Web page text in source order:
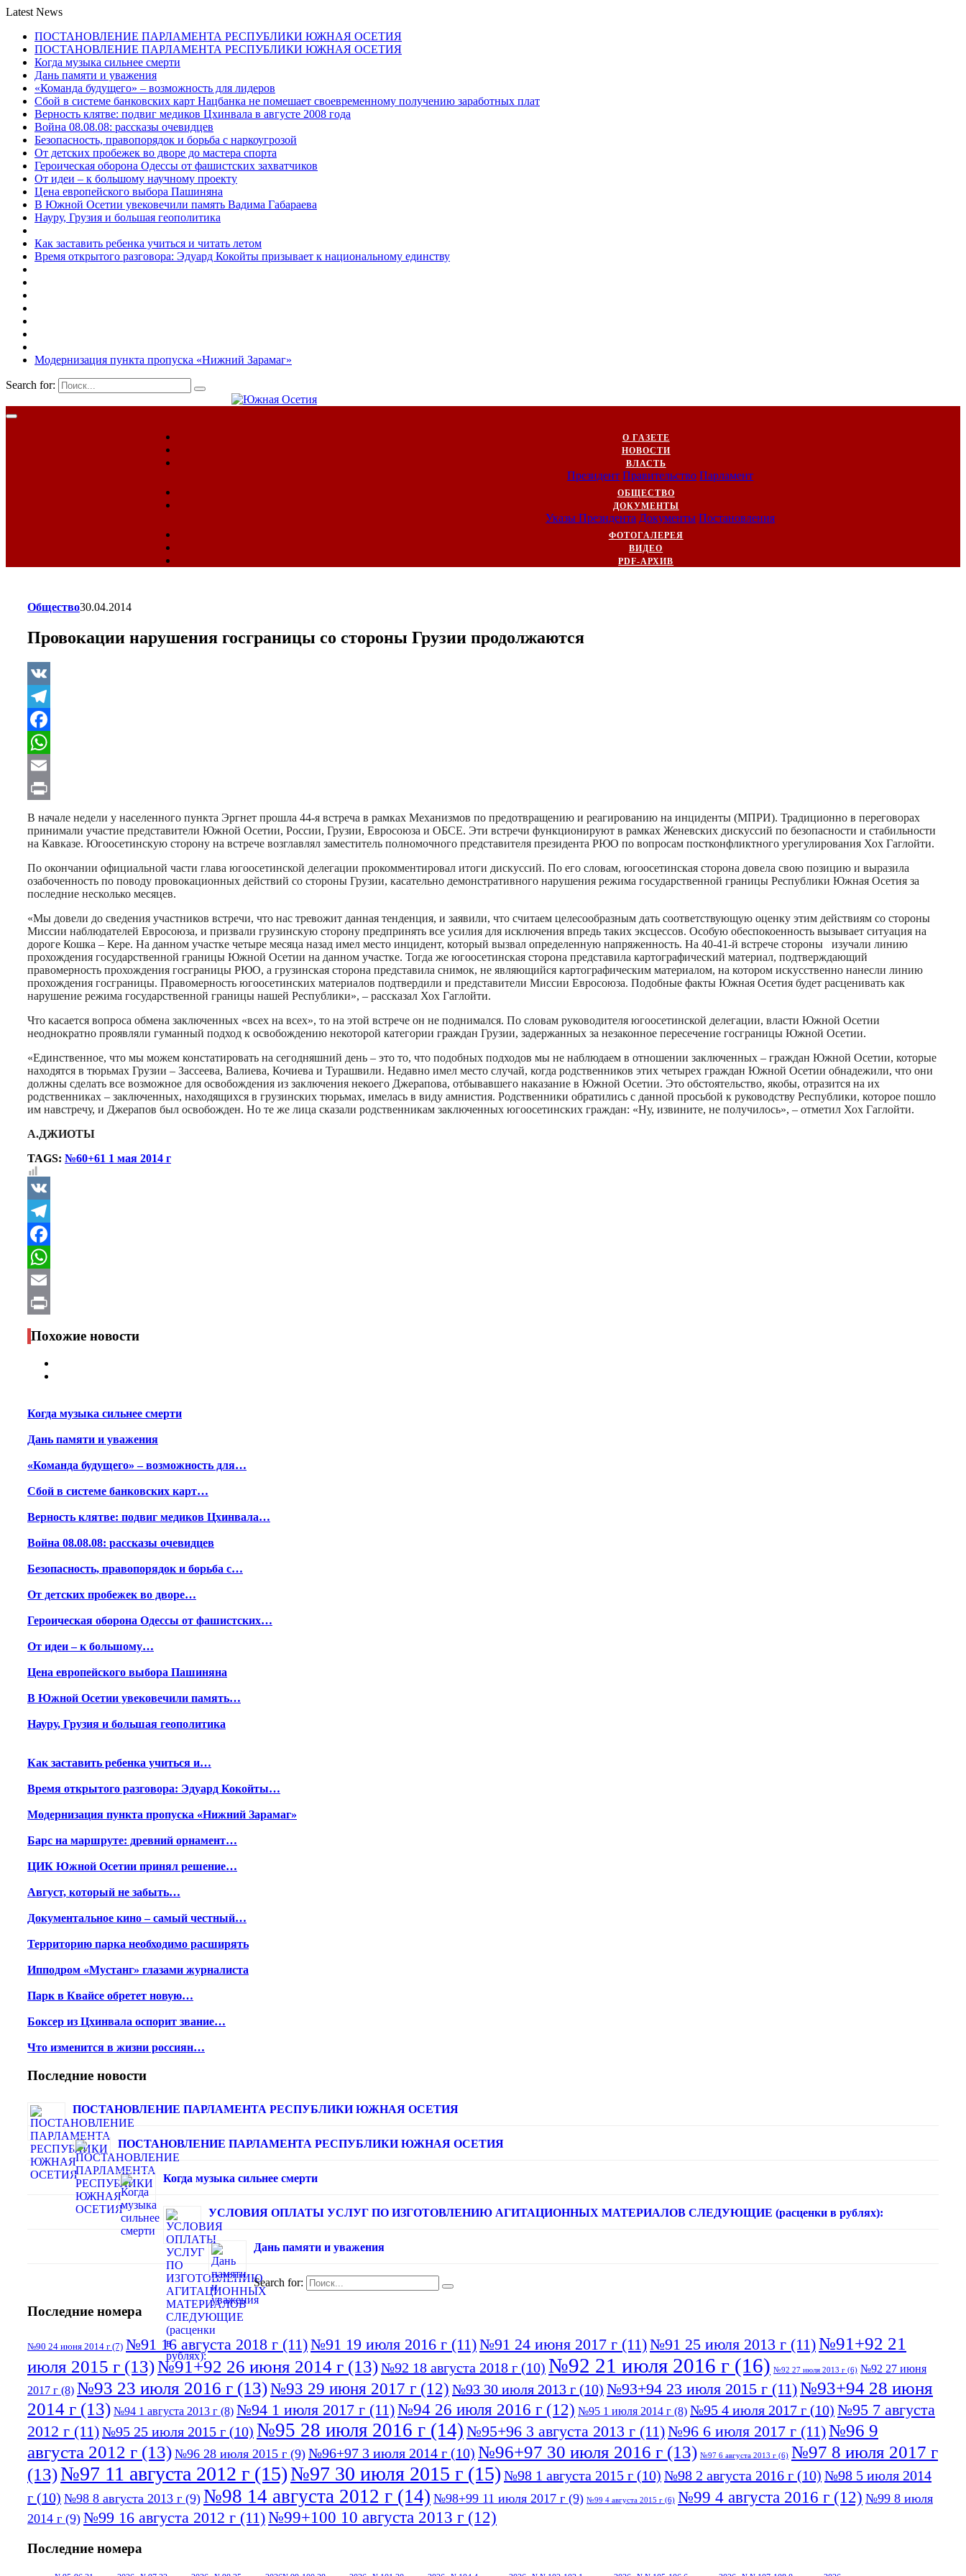
Latest News
ПОСТАНОВЛЕНИЕ ПАРЛАМЕНТА РЕСПУБЛИКИ ЮЖНАЯ ОСЕТИЯ
ПОСТАНОВЛЕНИЕ ПАРЛАМЕНТА РЕСПУБЛИКИ ЮЖНАЯ ОСЕТИЯ
Когда музыка сильнее смерти
Дань памяти и уважения
«Команда будущего» – возможность для лидеров
Сбой в системе банковских карт Нацбанка не помешает своевременному получению заработных плат
Верность клятве: подвиг медиков Цхинвала в августе 2008 года
Война 08.08.08: рассказы очевидцев
Безопасность, правопорядок и борьба с наркоугрозой
От детских пробежек во дворе до мастера спорта
Героическая оборона Одессы от фашистских захватчиков
От идеи – к большому научному проекту
Цена европейского выбора Пашиняна
В Южной Осетии увековечили память Вадима Габараева
Науру, Грузия и большая геополитика
Как заставить ребенка учиться и читать летом
Время открытого разговора: Эдуард Кокойты призывает к национальному единству
Модернизация пункта пропуска «Нижний Зарамаг»
Search for:
О ГАЗЕТЕ
НОВОСТИ
ВЛАСТЬ
Президент Правительство Парламент
ОБЩЕСТВО
ДОКУМЕНТЫ
Указы Президента Документы Постановления
ФОТОГАЛЕРЕЯ
ВИДЕО
PDF-АРХИВ
Общество30.04.2014
Провокации нарушения госграницы со стороны Грузии продолжаются
VK
Telegram
Facebook
WhatsApp
Email
Print
В начале недели у населенного пункта Эргнет прошла 44-я встреча в рамках Механизмов по предотвращению и реагированию на инциденты (МПРИ). Традиционно в переговорах
принимали участие представители Южной Осетии, России, Грузии, Евросоюза и ОБСЕ. Эти встречи функционируют в рамках Женевских дискуссий по безопасности и стабильности
на Кавказе. Югоосетинскую сторону на встрече возглавлял заместитель полномочного представителя президента РЮО по вопросам постконфликтного урегулирования Хох Гаглойти.
По окончании официальной части глава югоосетинской делегации прокомментировал итоги дискуссий. По его словам, югоосетинская сторона довела свою позицию и выразила
озабоченность по поводу провокационных действий со стороны Грузии, касательно демонстративного нарушения режима государственной границы Республики Южная Осетия за
последние несколько месяцев.
«Мы довели до сведения участников встречи, что нас тревожит данная тенденция, и заявили, что считаем целесообразным дать соответствующую оценку этим действиям со стороны
Миссии наблюдателей Евросоюза, и призвали грузинскую сторону предпринять все усилия для исключения впредь таких эксцессов. Особую обеспокоенность вызывает ситуация на
дороге Кошка – Кере. На данном участке четыре месяца назад имел место инцидент, который вызвал определенную напряженность. На 40-41-й встрече стороны изучали линию
прохождения государственной границы Южной Осетии на данном участке. Тогда же югоосетинская сторона представила картографический материал, подтверждающий
правомерность прохождения госграницы РЮО, а грузинская сторона представила снимок, не являющийся картографическим материалом, на котором искусственно нанесли линию
прохождения госграницы. Правомерность югоосетинских материалов подтвердили и представители Миссии Евросоюза. Подобные факты Южная Осетия будет расценивать как
нарушение режима государственной границы нашей Республики», – рассказал Хох Гаглойти.
Что касается вопроса обмена заключенных «всех на всех», то на этой встрече он не поднимался. По словам руководителя югоосетинской делегации, власти Южной Осетии
неоднократно проявляли гуманный подход к освобождению некоторой категории граждан Грузии, задержанных за незаконное пересечение госграницы Южной Осетии.
«Единственное, что мы можем констатировать на сегодняшний день – это то, что подобных подходов мы не наблюдаем в отношении заключенных – граждан Южной Осетии, которые
находятся в тюрьмах Грузии – Зассеева, Валиева, Кочиева и Турашвили. Недавно имел место случай, когда родственников этих четырех граждан Южной Осетии обнадежили, что они
должны сделать все возможное для освобождения из заключения некоего Джерапова, отбывавшего наказание в Южной Осетии. Это обстоятельство, якобы, отразится на их
родственниках – заключенных, находящихся в грузинских тюрьмах, имелась в виду амнистия. Родственники обратились с данной просьбой к руководству Республики, которое пошло
им навстречу, и Джерапов был освобожден. Но те же лица сказали родственникам заключенных югоосетинских граждан: «Ну, извините, не получилось», – отметил Хох Гаглойти.
А.ДЖИОТЫ
TAGS: №60+61 1 мая 2014 г
VK
Telegram
Facebook
WhatsApp
Email
Print
Похожие новости
Когда музыка сильнее смерти
Дань памяти и уважения
«Команда будущего» – возможность для…
Сбой в системе банковских карт…
Верность клятве: подвиг медиков Цхинвала…
Война 08.08.08: рассказы очевидцев
Безопасность, правопорядок и борьба с…
От детских пробежек во дворе…
Героическая оборона Одессы от фашистских…
От идеи – к большому…
Цена европейского выбора Пашиняна
В Южной Осетии увековечили память…
Науру, Грузия и большая геополитика
Как заставить ребенка учиться и…
Время открытого разговора: Эдуард Кокойты…
Модернизация пункта пропуска «Нижний Зарамаг»
Барс на маршруте: древний орнамент…
ЦИК Южной Осетии принял решение…
Август, который не забыть…
Документальное кино – самый честный…
Территорию парка необходимо расширять
Ипподром «Мустанг» глазами журналиста
Парк в Квайсе обретет новую…
Боксер из Цхинвала оспорит звание…
Что изменится в жизни россиян…
Последние новости
ПОСТАНОВЛЕНИЕ ПАРЛАМЕНТА РЕСПУБЛИКИ ЮЖНАЯ ОСЕТИЯ
ПОСТАНОВЛЕНИЕ ПАРЛАМЕНТА РЕСПУБЛИКИ ЮЖНАЯ ОСЕТИЯ
Когда музыка сильнее смерти
УСЛОВИЯ ОПЛАТЫ УСЛУГ ПО ИЗГОТОВЛЕНИЮ АГИТАЦИОННЫХ МАТЕРИАЛОВ СЛЕДУЮЩИЕ (расценки в рублях):
Дань памяти и уважения
Search for:
Последние номера
№90 24 июня 2014 г (7) №91 16 августа 2018 г (11)№91 19 июля 2016 г (11)№91 24 июня 2017 г (11)№91 25 июля 2013 г (11)№91+92 21
июля 2015 г (13)№91+92 26 июня 2014 г (13)№92 18 августа 2018 г (10) №92 21 июля 2016 г (16) №92 27 июля 2013 г (6) №92 27 июня
2017 г (8) №93 23 июля 2016 г (13)№93 29 июня 2017 г (12) №93 30 июля 2013 г (10) №93+94 23 июля 2015 г (11)№93+94 28 июня
2014 г (13) №94 1 августа 2013 г (8) №94 1 июля 2017 г (11)№94 26 июля 2016 г (12) №95 1 июля 2014 г (8) №95 4 июля 2017 г (10) №95 7 августа
2012 г (11)№95 25 июля 2015 г (10) №95 28 июля 2016 г (14) №95+96 3 августа 2013 г (11)№96 6 июля 2017 г (11)№96 9
августа 2012 г (13) №96 28 июля 2015 г (9) №96+97 3 июля 2014 г (10) №96+97 30 июля 2016 г (13) №97 6 августа 2013 г (6) №97 8 июля 2017 г
(13)№97 11 августа 2012 г (15)№97 30 июля 2015 г (15) №98 1 августа 2015 г (10) №98 2 августа 2016 г (10) №98 5 июля 2014
г (10) №98 8 августа 2013 г (9) №98 14 августа 2012 г (14) №98+99 11 июля 2017 г (9) №99 4 августа 2015 г (6) №99 4 августа 2016 г (12) №99 8 июля
2014 г (9) №99 16 августа 2012 г (11)№99+100 10 августа 2013 г (12)
Последние номера